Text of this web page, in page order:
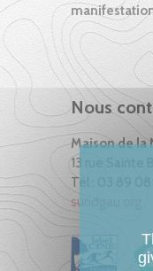
Nous
Maison de la
13 rue Sainte
Tél : 03 89 08
sundgau.org